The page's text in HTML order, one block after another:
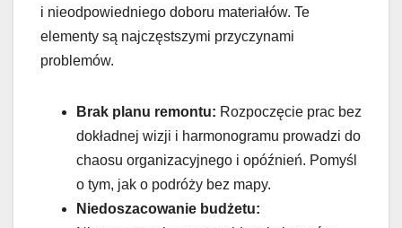
i nieodpowiedniego doboru materiałów. Te
elementy są najczęstszymi przyczynami
problemów.
Brak planu remontu: Rozpoczęcie prac bez
dokładnej wizji i harmonogramu prowadzi do
chaosu organizacyjnego i opóźnień. Pomyśl
o tym, jak o podróży bez mapy.
Niedoszacowanie budżetu: